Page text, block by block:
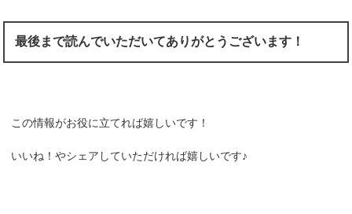
最後まで読んでいただいてありがとうございます！
この情報がお役に立てれば嬉しいです！
いいね！やシェアしていただければ嬉しいです♪